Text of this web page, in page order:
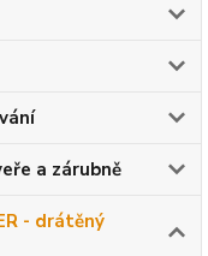
a zárubně
- drátěný